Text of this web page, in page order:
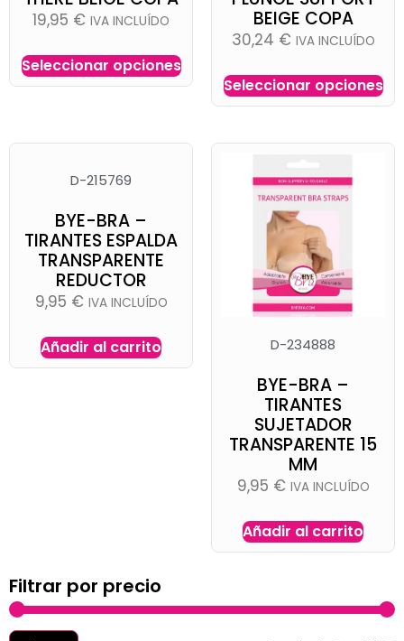
Filtrar por precio
19,95 € IVA INCLUÍDO
Seleccionar opciones
BEIGE COPA
30,24 € IVA INCLUÍDO
Seleccionar opciones
D-215769
BYE-BRA –
TIRANTES ESPALDA
TRANSPARENTE
REDUCTOR
9,95 € IVA INCLUÍDO
Añadir al carrito D-234888
BYE-BRA –
TIRANTES
SUJETADOR
TRANSPARENTE 15
MM
9,95 € IVA INCLUÍDO
Añadir al carrito